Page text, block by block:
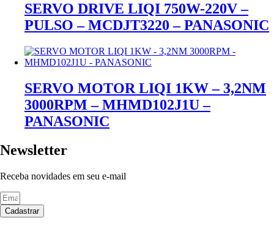
SERVO DRIVE LIQI 750W-220V –
PULSO – MCDJT3220 – PANASONIC
SERVO MOTOR LIQI 1KW – 3,2NM
3000RPM – MHMD102J1U –
PANASONIC
Newsletter
Receba novidades em seu e-mail
Cadastrar